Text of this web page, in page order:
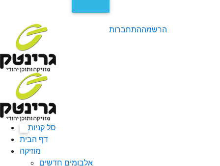
התחברותהרשמה
סל קניות
דף הבית
מוזיקה
אלבומים חדשים